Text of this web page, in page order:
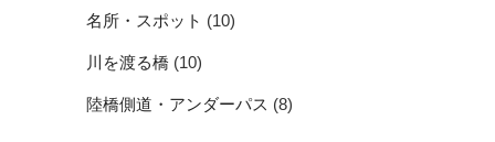
名所・スポット (10)
川を渡る橋 (10)
陸橋側道・アンダーパス (8)